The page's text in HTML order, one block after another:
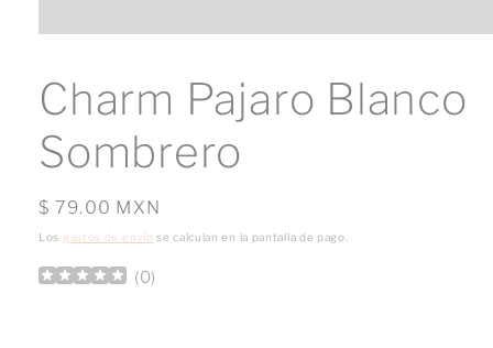
1
en
ventana
modal
Charm Pajaro Blanco
Sombrero
Precio
habitual
$ 79.00 MXN
Los gastos de envío se calculan en la pantalla de pago.
(0)